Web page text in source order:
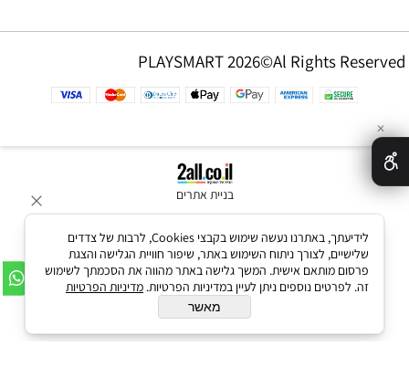
PLAYSMART 2026©Al Rights Reserved
בניית אתרים
✕
לידיעתך, באתרנו נעשה שימוש בקבצי Cookies, לרבות של צדדים
שלישיים, לצורך ניתוח השימוש באתר, שיפור חוויית הגלישה והצגת
פרסום מותאם אישית. המשך גלישה באתר מהווה את הסכמתך לשימוש
זה. לפרטים נוספים ניתן לעיין במדיניות הפרטיות. מדיניות הפרטיות
מאשר